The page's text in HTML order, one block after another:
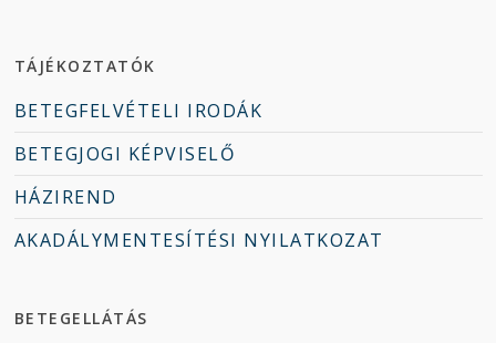
TÁJÉKOZTATÓK
BETEGFELVÉTELI IRODÁK
BETEGJOGI KÉPVISELŐ
HÁZIREND
AKADÁLYMENTESÍTÉSI NYILATKOZAT
BETEGELLÁTÁS